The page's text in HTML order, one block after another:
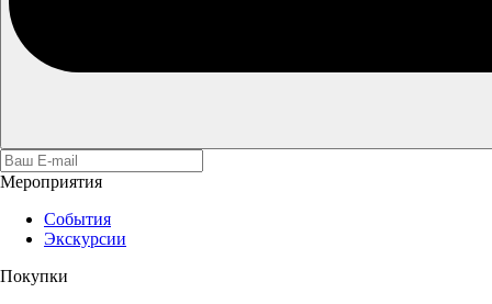
Мероприятия
События
Экскурсии
Покупки